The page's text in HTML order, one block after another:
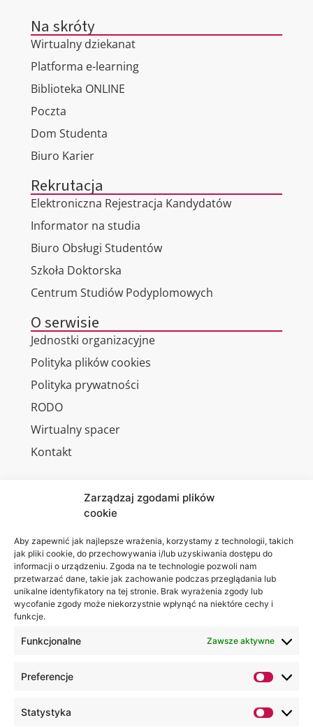
Zarządzaj zgodami plików
cookie
Aby zapewnić jak najlepsze wrażenia, korzystamy z technologii, takich
jak pliki cookie, do przechowywania i/lub uzyskiwania dostępu do
informacji o urządzeniu. Zgoda na te technologie pozwoli nam
przetwarzać dane, takie jak zachowanie podczas przeglądania lub
unikalne identyfikatory na tej stronie. Brak wyrażenia zgody lub
wycofanie zgody może niekorzystnie wpłynąć na niektóre cechy i
funkcje.
Funkcjonalne Zawsze aktywne
Preferencje
Statystyka
Na skróty
Wirtualny dziekanat
Platforma e-learning
Biblioteka ONLINE
Poczta
Dom Studenta
Biuro Karier
Rekrutacja
Elektroniczna Rejestracja Kandydatów
Informator na studia
Biuro Obsługi Studentów
Szkoła Doktorska
Centrum Studiów Podyplomowych
O serwisie
Jednostki organizacyjne
Polityka plików cookies
Polityka prywatności
RODO
Wirtualny spacer
Kontakt
Akademia
WSEI
ul.
Projektowa
4